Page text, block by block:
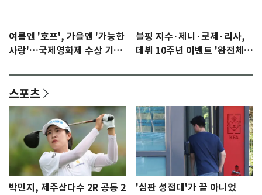
여름엔 '호프', 가을엔 '가능한
사랑'…국제영화제 수상 기대
블핑 지수·제니·로제·리사,
데뷔 10주년 이벤트 '완전체'
스포츠
박민지, 제주삼다수 2R 공동 2
'심판 성접대'가 끝 아니었